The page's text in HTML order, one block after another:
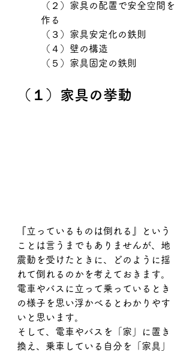
（２）家具の配置で安全空間を
作る
（３）家具安定化の鉄則
（４）壁の構造
（５）家具固定の鉄則
（１）家具の挙動
『立っているものは倒れる』という
ことは言うまでもありませんが、地
震動を受けたときに、どのように揺
れて倒れるのかを考えておきます。
電車やバスに立って乗っているとき
の様子を思い浮かべるとわかりやす
いと思います。
そして、電車やバスを「家」に置き
換え、乗車している自分を「家具」